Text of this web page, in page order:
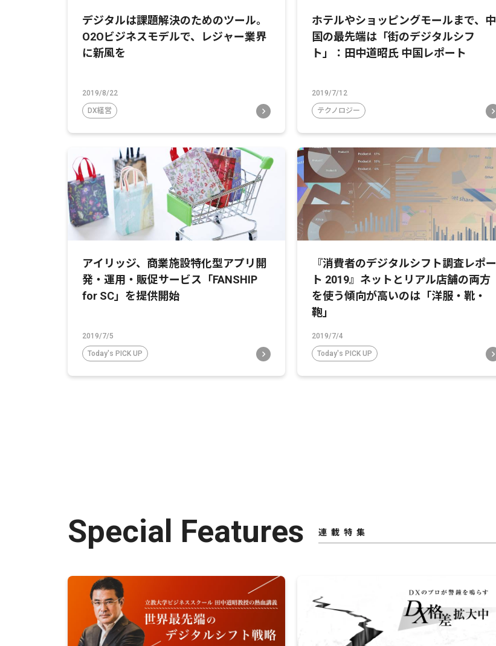
デジタルは課題解決のためのツール。
O2Oビジネスモデルで、レジャー業界
に新風を
2019/8/22
DX経営
ホテルやショッピングモールまで、中
国の最先端は「街のデジタルシフ
ト」：田中道昭氏 中国レポート
2019/7/12
テクノロジー
アイリッジ、商業施設特化型アプリ開
発・運用・販促サービス「FANSHIP
for SC」を提供開始
2019/7/5
Today's PICK UP
『消費者のデジタルシフト調査レポー
ト 2019』ネットとリアル店舗の両方
を使う傾向が高いのは「洋服・靴・
鞄」
2019/7/4
Today's PICK UP
Special Features 連載特集